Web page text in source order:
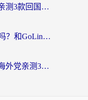
穿梭和秒连哪个好？海外党亲测3款回国加速器，教你在国外正常浏览国内网站
海外党必看：云极VPN好用吗？和GoLinkVPN对比哪个回国效果更好？附真实体验指南
雷神手游和柠檬鲸好用吗？海外党亲测3款回国加速器，教你避开破解VPN坑